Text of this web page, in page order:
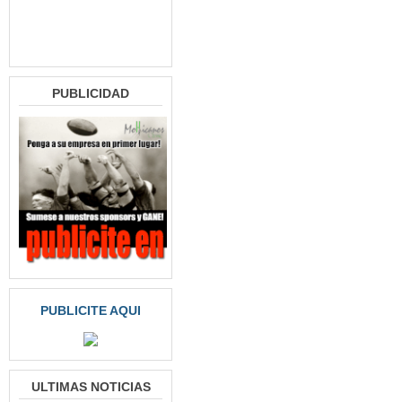
PUBLICIDAD
PUBLICITE AQUI
ULTIMAS NOTICIAS